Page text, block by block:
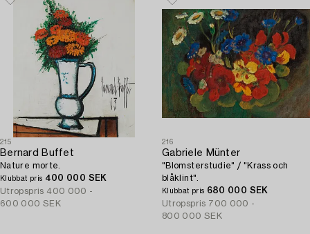
215
Bernard Buffet
Nature morte.
Klubbat pris 400 000 SEK
Utropspris 400 000 -
600 000 SEK
216
Gabriele Münter
"Blomsterstudie" / "Krass och
blåklint".
Klubbat pris 680 000 SEK
Utropspris 700 000 -
800 000 SEK